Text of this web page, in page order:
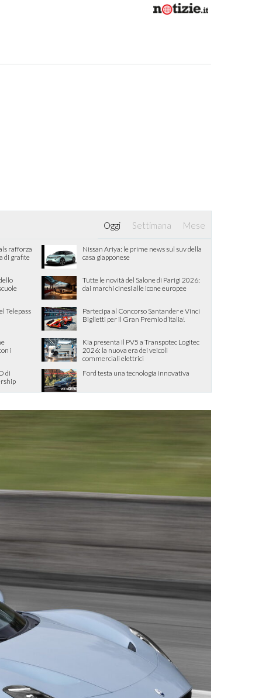
Oggi Settimana Mese
rafforza
di grafite
Nissan Ariya: le prime news sul suv della
casa giapponese
Tutte le novità del Salone di Parigi 2026:
dai marchi cinesi alle icone europee
Telepass
Partecipa al Concorso Santander e Vinci
Biglietti per il Gran Premio d’Italia!
i
Kia presenta il PV5 a Transpotec Logitec
2026: la nuova era dei veicoli
commerciali elettrici
di
Ford testa una tecnologia innovativa